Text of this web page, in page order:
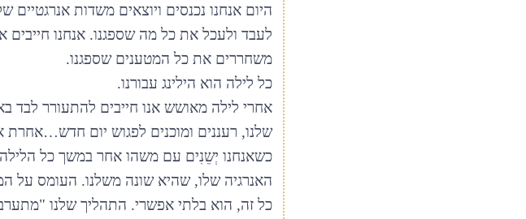
היום אנחנו נכנסים ויוצאים משדות אנרגטיים
לעבד ולעכל את כל מה שספגנו. אנחנו
משחררים את כל המטענים שספגנו.
כל לילה הוא הילינג עבורנו.
אחרי לילה מאושש אנו חייבים להתעורר לבד
שלנו, רעננים ומוכנים לפגוש יום חדש…אחרת
כשאנחנו יְשֵנִים עם משהו אחר במשך כל
האנרגיה שלו, שהיא שונה משלנו. העומס על
כל זה, הוא בלתי אפשרי. התהליך שלנו